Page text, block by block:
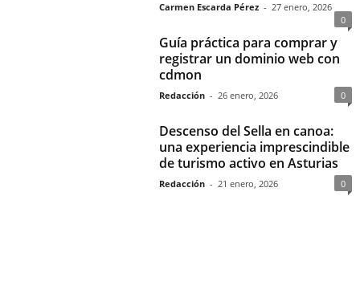
Carmen Escarda Pérez - 27 enero, 2026
0
Guía práctica para comprar y
registrar un dominio web con
cdmon
Redacción - 26 enero, 2026 0
Descenso del Sella en canoa:
una experiencia imprescindible
de turismo activo en Asturias
Redacción - 21 enero, 2026 0